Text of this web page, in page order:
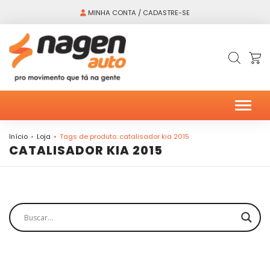
MINHA CONTA / CADASTRE-SE
Início Loja Tags de produto: catalisador kia 2015
CATALISADOR KIA 2015